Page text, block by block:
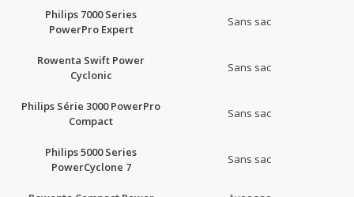
Philips 7000 Series
PowerPro Expert
Sans sac
Rowenta Swift Power
Cyclonic
Sans sac
Philips Série 3000 PowerPro
Compact
Sans sac
Philips 5000 Series
PowerCyclone 7
Sans sac